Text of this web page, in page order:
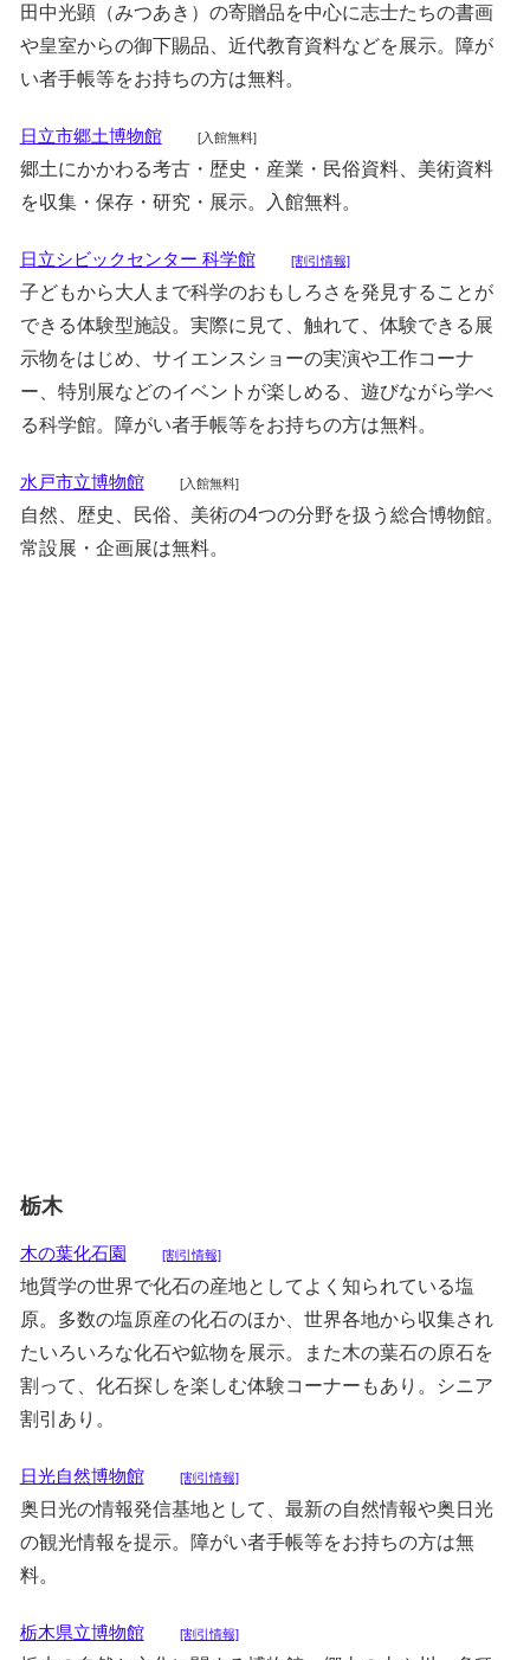
田中光顕（みつあき）の寄贈品を中心に志士たちの書画
や皇室からの御下賜品、近代教育資料などを展示。障が
い者手帳等をお持ちの方は無料。
日立市郷土博物館 [入館無料]
郷土にかかわる考古・歴史・産業・民俗資料、美術資料
を収集・保存・研究・展示。入館無料。
日立シビックセンター 科学館 [割引情報]
子どもから大人まで科学のおもしろさを発見することが
できる体験型施設。実際に見て、触れて、体験できる展
示物をはじめ、サイエンスショーの実演や工作コーナ
ー、特別展などのイベントが楽しめる、遊びながら学べ
る科学館。障がい者手帳等をお持ちの方は無料。
水戸市立博物館 [入館無料]
自然、歴史、民俗、美術の4つの分野を扱う総合博物館。
常設展・企画展は無料。
栃木
木の葉化石園 [割引情報]
地質学の世界で化石の産地としてよく知られている塩
原。多数の塩原産の化石のほか、世界各地から収集され
たいろいろな化石や鉱物を展示。また木の葉石の原石を
割って、化石探しを楽しむ体験コーナーもあり。シニア
割引あり。
日光自然博物館 [割引情報]
奥日光の情報発信基地として、最新の自然情報や奥日光
の観光情報を提示。障がい者手帳等をお持ちの方は無
料。
栃木県立博物館 [割引情報]